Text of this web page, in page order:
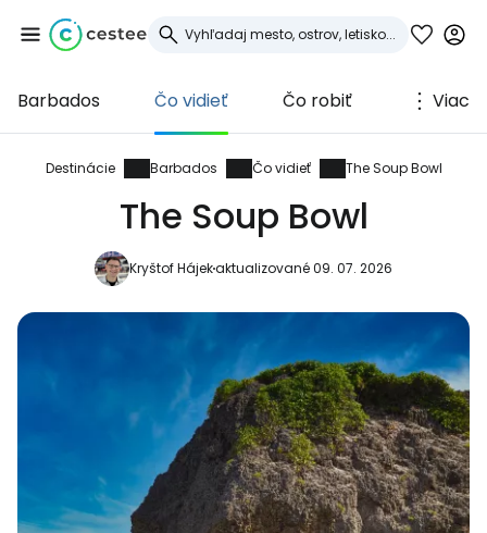
Barbados Čo vidieť Čo robiť Viac
Destinácie Barbados Čo vidieť The Soup Bowl
The Soup Bowl
Kryštof Hájekaktualizované 09. 07. 2026
Prihláste sa do
služby Cestee
... celosvetovej komunity cestovateľov
Pokračovať na Facebooku
Pokračovať s e-mailom